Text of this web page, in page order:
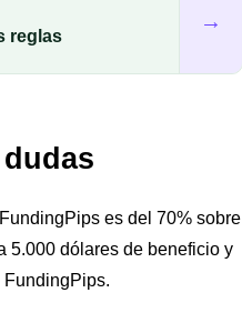
reglas
→
es del 70% sobre
5.000 dólares de beneficio y
FundingPips.